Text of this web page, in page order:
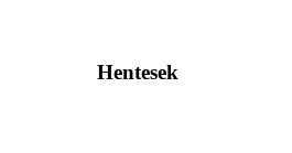
Hentesek